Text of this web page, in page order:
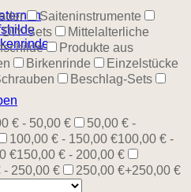
Saiteninstrumente
DIY-Sets
Mittelalterliche
Produkte aus
Birkenrinde
Einzelstücke
Beschlag-Sets
€ - 50,00 €
50,00 € -
100,00 € - 150,00 €100,00 € -
€150,00 € - 200,00 €
- 250,00 € 250,00 €+250,00 €